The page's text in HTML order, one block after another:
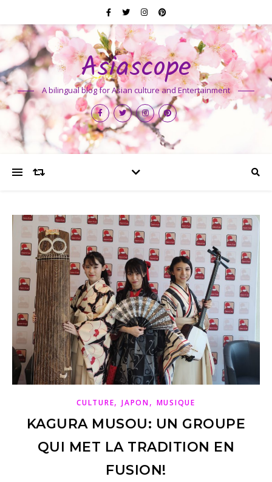
Asiascope
A bilingual blog for Asian culture and Entertainment
CULTURE,JAPON, MUSIQUE
KAGURA MUSOU: UN GROUPE
QUI MET LA TRADITION EN
FUSION!